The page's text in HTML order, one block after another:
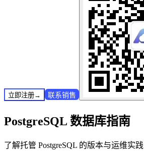
立即注册→ 联系销售
PostgreSQL 数据库指南
了解托管 PostgreSQL 的版本与运维实践